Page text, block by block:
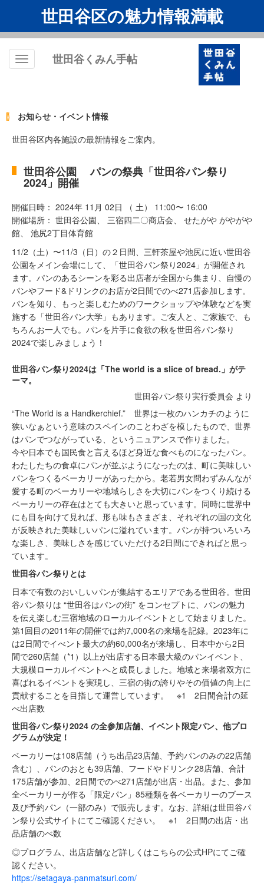
世田谷区の魅力情報満載
Toggle
世田谷くみん手帖
お知らせ・イベント情報
世田谷区内各施設の最新情報をご案内。
世田谷公園 パンの祭典「世田谷パン祭り
2024」開催
開催日時： 2024年 11月 02日 （ 土） 11:00〜 16:00
開催場所： 世田谷公園、 三宿四二〇商店会、 せたがや がやがや
館、 池尻2丁目体育館
11/2（土）〜11/3（日）の２日間、三軒茶屋や池尻に近い世田谷
公園をメイン会場にして、「世田谷パン祭り2024」が開催され
ます。パンのあるシーンを彩る出店者が全国から集まり、自慢の
パンやフード&ドリンクのお店が2日間でのべ271店参加します。
パンを知り、もっと楽しむためのワークショップや体験などを実
施する「世田谷パン大学」もあります。 ご友人と、ご家族で、も
ちろんお一人でも。パンを片手に食欲の秋を世田谷パン祭り
2024で楽しみましょう！
世田谷パン祭り2024は「The world is a slice of bread.」がテ
ーマ。
世田谷パン祭り実行委員会 より
“The World is a Handkerchief.” 世界は一枚のハンカチのように
狭いなぁという意味のスペインのことわざを模したもので、世界
はパンでつながっている、というニュアンスで作りました。
今や日本でも国民食と言えるほど身近な食べものになったパン。
わたしたちの食卓にパンが並ぶようになったのは、町に美味しい
パンをつくるベーカリーがあったから。老若男女問わずみんなが
愛する町のベーカリーや地域らしさを大切にパンをつくり続ける
ベーカリーの存在はとても大きいと思っています。同時に世界中
にも目を向けて見れば、形も味もさまざま、それぞれの国の文化
が反映された美味しいパンに溢れています。パンが持ついろいろ
な楽しさ、美味しさを感じていただける2日間にできればと思っ
ています。
世田谷パン祭りとは
日本で有数のおいしいパンが集結するエリアである世田谷。世田
谷パン祭りは “世田谷はパンの街” をコンセプトに、パンの魅力
を伝え楽しむ三宿地域のローカルイベントとして始まりました。
第1回目の2011年の開催では約7,000名の来場を記録。2023年に
は2日間でイべント最大の約60,000名が来場し、日本中から2日
間で260店舗（*1）以上が出店する日本最大級のパンイベント、
大規模ローカルイベントへと成長しました。地域と来場者双方に
喜ばれるイベントを実現し、三宿の街の誇りやその価値の向上に
貢献することを目指して運営しています。 ※1 2日間合計の延
べ出店数
世田谷パン祭り2024 の全参加店舗、イベント限定パン、他プロ
グラムが決定！
ベーカリーは108店舗（うち出品23店舗、予約パンのみの22店舗
含む）、パンのおとも39店舗、フードやドリンク28店舗、合計
175店舗が参加、2日間でのべ271店舗が出店・出品。また、参加
全ベーカリーが作る「限定パン」85種類を各ベーカリーのブース
及び予約パン（一部のみ）で販売します。なお、詳細は世田谷パ
ン祭り公式サイトにてご確認ください。 ※1 2日間の出店・出
品店舗のべ数
◎プログラム、出店店舗など詳しくはこちらの公式HPにてご確
認ください。
https://setagaya-panmatsuri.com/